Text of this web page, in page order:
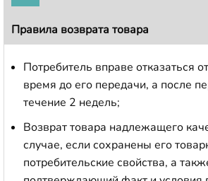
Правила возврата товара
Потребитель вправе отказаться
время до его передачи, а после
течение 2 недель;
Возврат товара надлежащего
случае, если сохранены его
потребительские свойства, а